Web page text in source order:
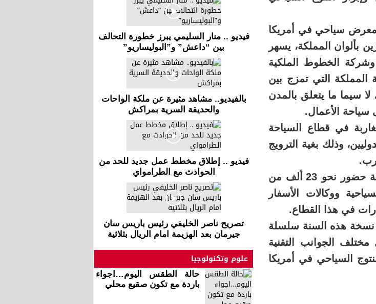
سياحي في أمريكا
مساحة 104 متر مربع مزين بألوان المملكة، يسهر
الخطوط الملكية
المملكة التي تمزج بين
لا سيما ما يتعلق بالمدن
سياحة الأعمال.
في قطاع السياحة
وذلك بغية الترويج
وعرفت النسخة ال45 للمعرض الدولي للسياحة حضور نحو 23 ألف من
ووكالات الأسفار
في هذا القطاع.
نسخة هذه السنة سلسلة
الجوانب التقنية
السياحي في أمريكا
فيديو .. منار السليمي يبرز خطورة التحالف
بين “داعش” و”البوليساريو”
بالفيديو.. مشاهد مثيرة عن ملكة الواحات
والحديقة السرية بمراكش
فيديو .. إطلاق مخطط عمل جديد للحد من
الحوادث مع الطرامواي
تصريح ناصر الخليفي رئيس باريس سان
جيرمان بعد الهزيمة امام الريال بثلاثية
علوم وتكنولوجيا
حالة الطقس اليوم…اجواء
باردة مع تكون صقيع محلي